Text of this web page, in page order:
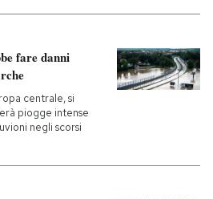
fare danni
centrale, si
piogge intense
negli scorsi